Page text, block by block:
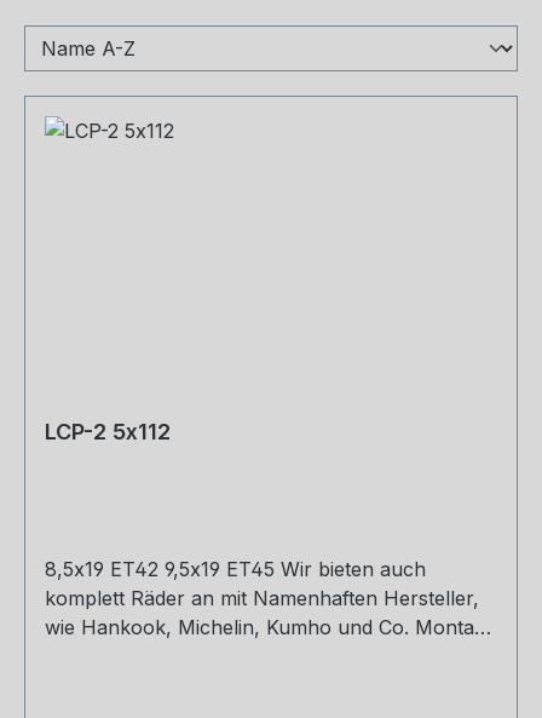
LCP-2 5x112
8,5x19 ET42 9,5x19 ET45 Wir bieten auch
komplett Räder an mit Namenhaften Hersteller,
wie Hankook, Michelin, Kumho und Co. Montage